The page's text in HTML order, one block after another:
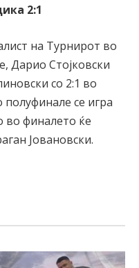
2:1
на Турнирот во
Дарио Стојковски
со 2:1 во
полуфинале се игра
во финалето ќе
Јовановски.